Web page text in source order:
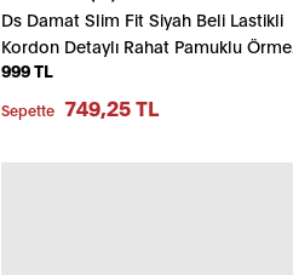
Ds Damat Slim Fit Siyah Beli Lastikli
Kordon Detaylı Rahat Pamuklu Örme
Şort
999 TL
Sepette 749,25 TL